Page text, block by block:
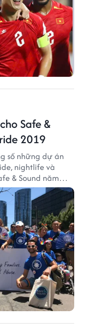
Safe &
2019
số những dự án
nightlife và
& Sound năm
Safe & Sound là tổ
hoạt động trong
hỗ trợ gia đình
trẻ em.